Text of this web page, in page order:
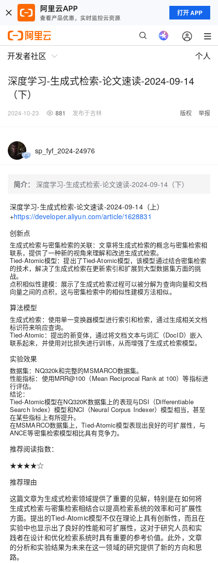
打开 APP
开发者社区 个人
深度学习-生成式检索-论文速读-2024-09-14
（下）
2024-10-23 881 发布于吉林 版权 举报
sp_fyf_2024-24976
简介： 深度学习-生成式检索-论文速读-2024-09-14（下）
深度学习-生成式检索-论文速读-2024-09-14（上）
+https://developer.aliyun.com/article/1628831
创新点
生成式检索与密集检索的关联：文章将生成式检索的概念与密集检索相
联系，提供了一种新的视角来理解和改进生成式检索。
Tied-Atomic模型：提出了Tied-Atomic模型，该模型通过结合密集检索
的技术，解决了生成式检索在更新索引和扩展到大型数据集方面的挑
战。
点积相似性建模：展示了生成式检索过程可以被分解为查询向量和文档
向量之间的点积，这与密集检索中的相似性建模方法相似。
算法模型
生成式检索：使用单一变换器模型进行索引和检索，通过生成相关文档
标识符来响应查询。
Tied-Atomic：提出的新变体，通过将文档文本与词汇（DocID）嵌入
联系起来，并使用对比损失进行训练，从而增强了生成式检索模型。
实验效果
数据集：NQ320k和完整的MSMARCO数据集。
性能指标：使用MRR@100（Mean Reciprocal Rank at 100）等指标进
行评估。
结论：
Tied-Atomic模型在NQ320K数据集上的表现与DSI（Differentiable
Search Index）模型和NCI（Neural Corpus Indexer）模型相当，甚至
在某些指标上有所提升。
在MSMARCO数据集上，Tied-Atomic模型表现出良好的可扩展性，与
ANCE等密集检索模型相比具有竞争力。
推荐阅读指数：
★★★★☆
推荐理由
这篇文章为生成式检索领域提供了重要的见解，特别是在如何将
生成式检索与密集检索相结合以提高检索系统的效率和可扩展性
方面。提出的Tied-Atomic模型不仅在理论上具有创新性，而且在
实验中也显示出了良好的性能和可扩展性，这对于研究人员和实
践者在设计和优化检索系统时具有重要的参考价值。此外，文章
的分析和实验结果为未来在这一领域的研究提供了新的方向和思
路。